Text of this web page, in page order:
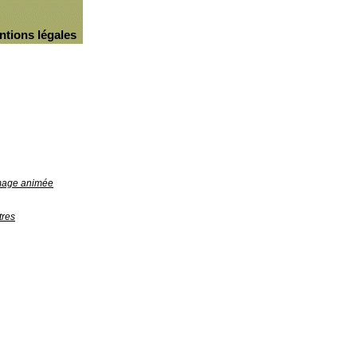
légales
animée